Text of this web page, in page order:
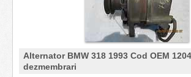
Alternator BMW 318 1993 Cod OEM
dezmembrari